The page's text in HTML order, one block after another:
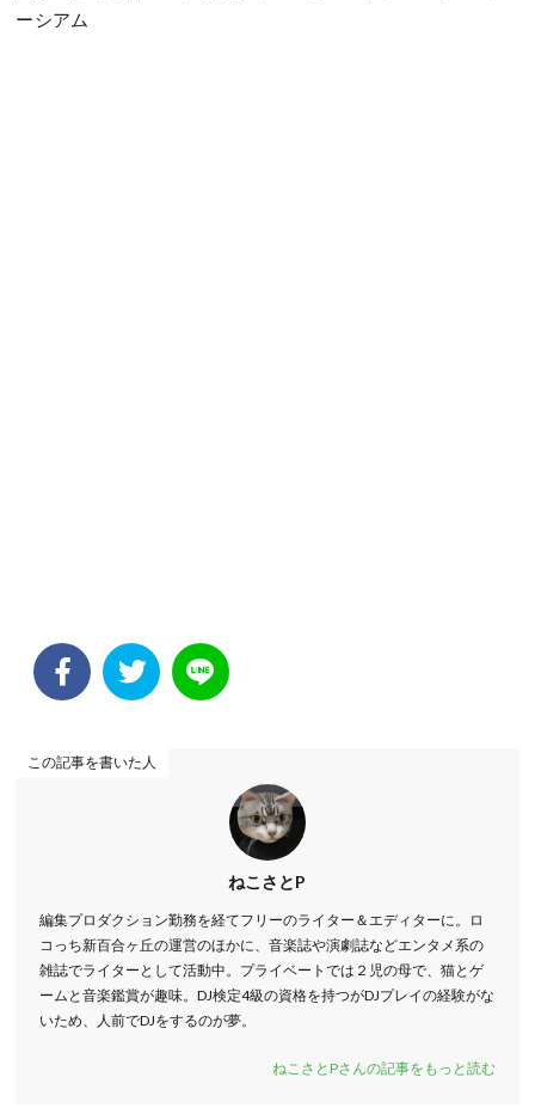
ーシアム
この記事を書いた人
ねこさとP
編集プロダクション勤務を経てフリーのライター＆エディターに。ロ
コっち新百合ヶ丘の運営のほかに、音楽誌や演劇誌などエンタメ系の
雑誌でライターとして活動中。プライベートでは２児の母で、猫とゲ
ームと音楽鑑賞が趣味。DJ検定4級の資格を持つがDJプレイの経験がな
いため、人前でDJをするのが夢。
ねこさとPさんの記事をもっと読む